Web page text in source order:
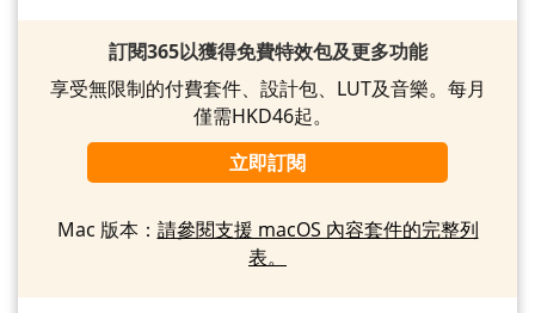
訂閱365以獲得免費特效包及更多功能
享受無限制的付費套件、設計包、LUT及音樂。每月
僅需HKD46起。
立即訂閱
Mac 版本： 請參閱支援 macOS 內容套件的完整列
表。